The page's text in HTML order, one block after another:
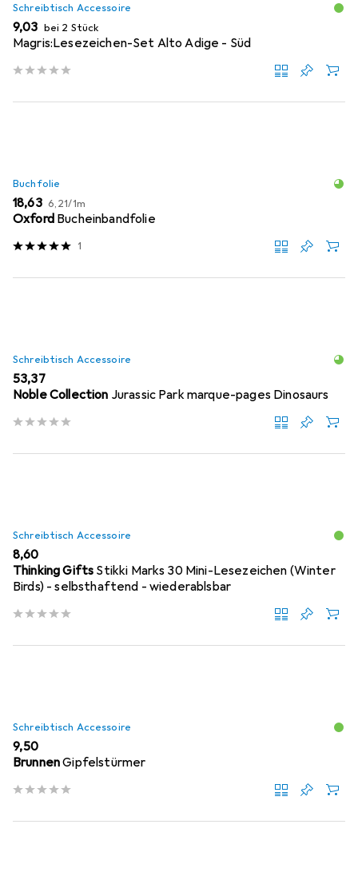
Schreibtisch Accessoire
EUR
9,03 bei 2 Stück
Magris:Lesezeichen-Set Alto Adige - Süd
Buchfolie
EUR
18,63 EUR
6,21/1m
Oxford Bucheinbandfolie
1
Schreibtisch Accessoire
EUR
53,37
Noble Collection Jurassic Park marque-pages Dinosaurs
Schreibtisch Accessoire
EUR
8,60
Thinking Gifts Stikki Marks 30 Mini-Lesezeichen (Winter
Birds) - selbsthaftend - wiederablsbar
Schreibtisch Accessoire
EUR
9,50
BrunnenGipfelstürmer